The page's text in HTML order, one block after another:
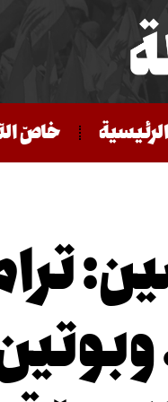
الرئيسية خاصّ